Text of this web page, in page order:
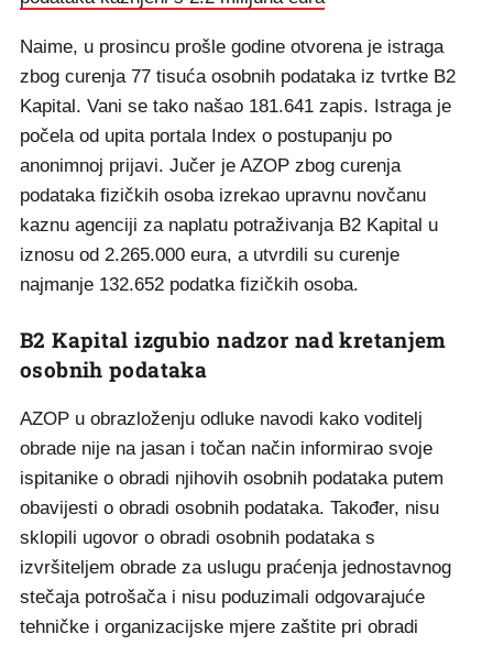
Naime, u prosincu prošle godine otvorena je istraga
zbog curenja 77 tisuća osobnih podataka iz tvrtke B2
Kapital. Vani se tako našao 181.641 zapis. Istraga je
počela od upita portala Index o postupanju po
anonimnoj prijavi. Jučer je AZOP zbog curenja
podataka fizičkih osoba izrekao upravnu novčanu
kaznu agenciji za naplatu potraživanja B2 Kapital u
iznosu od 2.265.000 eura, a utvrdili su curenje
najmanje 132.652 podatka fizičkih osoba.
B2 Kapital izgubio nadzor nad kretanjem
osobnih podataka
AZOP u obrazloženju odluke navodi kako voditelj
obrade nije na jasan i točan način informirao svoje
ispitanike o obradi njihovih osobnih podataka putem
obavijesti o obradi osobnih podataka. Također, nisu
sklopili ugovor o obradi osobnih podataka s
izvršiteljem obrade za uslugu praćenja jednostavnog
stečaja potrošača i nisu poduzimali odgovarajuće
tehničke i organizacijske mjere zaštite pri obradi